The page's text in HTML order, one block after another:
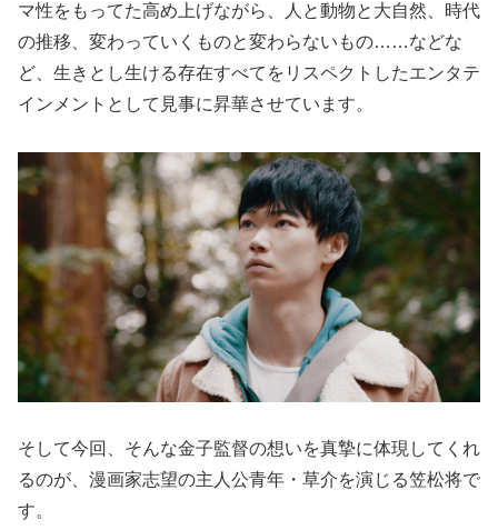
マ性をもってた高め上げながら、人と動物と大自然、時代
の推移、変わっていくものと変わらないもの……などな
ど、生きとし生ける存在すべてをリスペクトしたエンタテ
インメントとして見事に昇華させています。
そして今回、そんな金子監督の想いを真摯に体現してくれ
るのが、漫画家志望の主人公青年・草介を演じる笠松将で
す。